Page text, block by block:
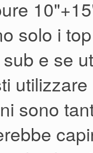
solo i
e se
sono